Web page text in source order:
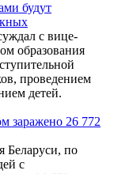
будут
с вице-
образования
проведением
детей.
заражено 26 772
Беларуси, по
с